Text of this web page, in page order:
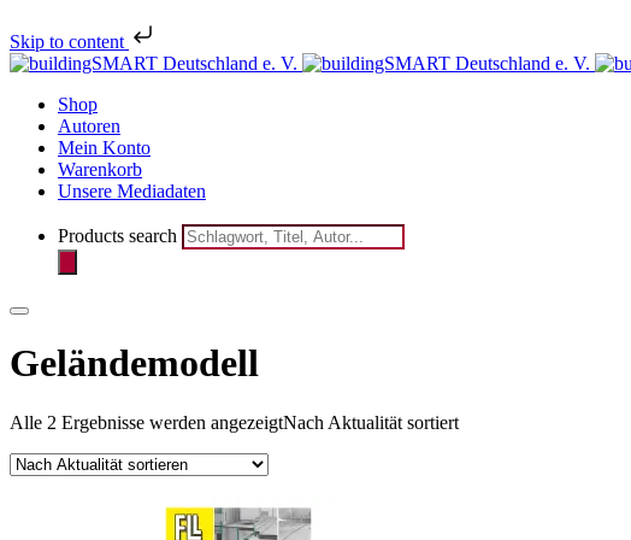
Skip to content
Shop
Autoren
Mein Konto
Warenkorb
Unsere Mediadaten
Products search
Geländemodell
Alle 2 Ergebnisse werden angezeigtNach Aktualität sortiert